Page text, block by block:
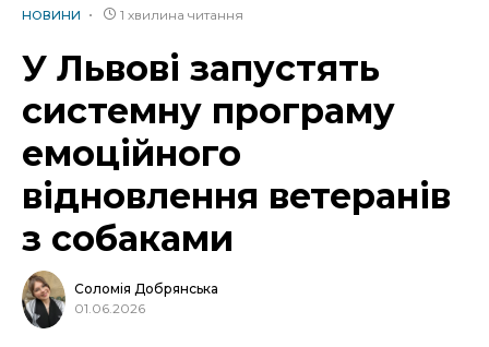
НОВИНИ 1 хвилина читання
У Львові запустять
системну програму
емоційного
відновлення ветеранів
з собаками
Соломія Добрянська
01.06.2026